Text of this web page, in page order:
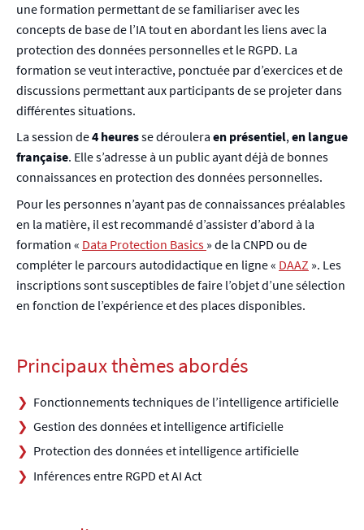
une formation permettant de se familiariser avec les
concepts de base de l’IA tout en abordant les liens avec la
protection des données personnelles et le RGPD. La
formation se veut interactive, ponctuée par d’exercices et de
discussions permettant aux participants de se projeter dans
différentes situations.
La session de4 heuresse déroulera en présentiel,en langue
française. Elle s’adresse à un public ayant déjà de bonnes
connaissances en protection des données personnelles.
Pour les personnes n’ayant pas de connaissances préalables
en la matière, il est recommandé d’assister d’abord à la
formation « Data Protection Basics » de la CNPD ou de
compléter le parcours autodidactique en ligne « DAAZ ». Les
inscriptions sont susceptibles de faire l’objet d’une sélection
en fonction de l’expérience et des places disponibles.
Principaux thèmes abordés
Fonctionnements techniques de l’intelligence artificielle
Gestion des données et intelligence artificielle
Protection des données et intelligence artificielle
Inférences entre RGPD et AI Act